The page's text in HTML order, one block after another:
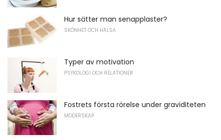
Hur sätter man senapplaster?
SKÖNHET OCH HÄLSA
Typer av motivation
PSYKOLOGI OCH RELATIONER
Fostrets första rörelse under graviditeten
MODERSKAP